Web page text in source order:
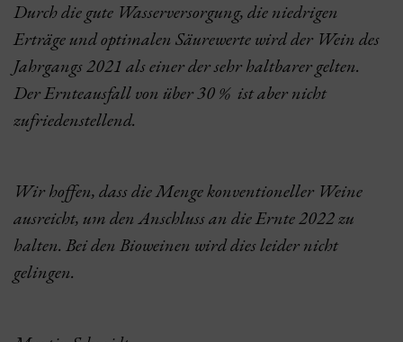
Durch die gute Wasserversorgung, die niedrigen
Erträge und optimalen Säurewerte wird der Wein des
Jahrgangs 2021 als einer der sehr haltbarer gelten.
Der Ernteausfall von über 30 % ist aber nicht
zufriedenstellend.
Wir hoffen, dass die Menge konventioneller Weine
ausreicht, um den Anschluss an die Ernte 2022 zu
halten. Bei den Bioweinen wird dies leider nicht
gelingen.